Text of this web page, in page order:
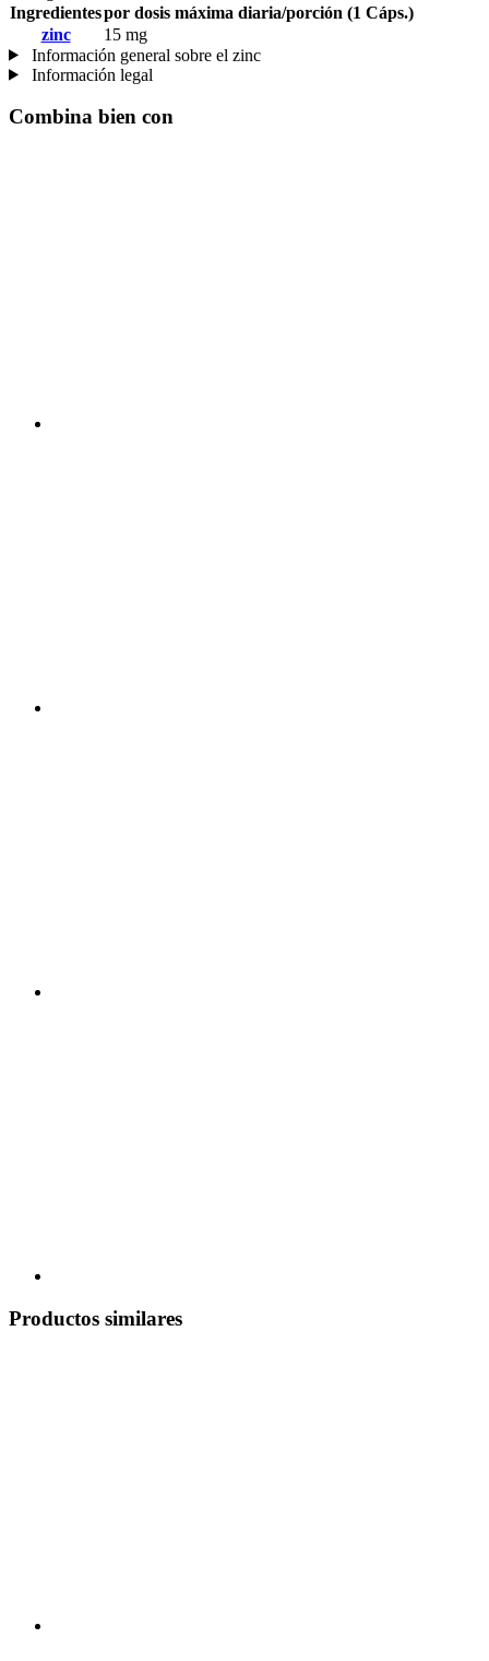
Ingredientespor dosis máxima diaria/porción (1 Cáps.)
zinc
15 mg
Información general sobre el zinc
Información legal
Combina bien con
Productos similares